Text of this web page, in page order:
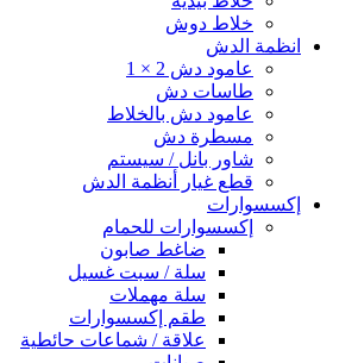
خلاط دوش
انظمة الدش
عامود دش 2 × 1
طاسات دش
عامود دش بالخلاط
مسطرة دش
شاور بانل / سيستم
قطع غيار أنظمة الدش
إكسسوارات
إكسسوارات للحمام
ضاغط صابون
سلة / سبت غسيل
سلة مهملات
طقم إكسسوارات
علاقة / شماعات حائطية